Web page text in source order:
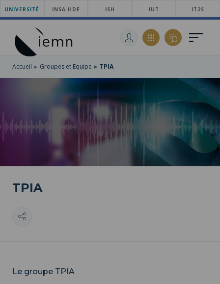
ACCÉDER
AU
PRINCIPAL
ALLER
CONTENU
PRINCIPAL
ACCÉDER
À
RECHERCHE
UNIVERSITÉ INSA HDF ISH IUT IT2S
Accueil Groupes et Equipe TPIA
TPIA
Le groupe TPIA